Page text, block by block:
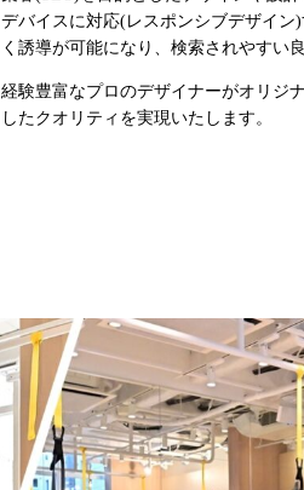
デバイスに対応(レスポンシブデザイ
く誘導が可能になり、検索されやすい
経験豊富なプロのデザイナーがオリジ
したクオリティを実現いたします。